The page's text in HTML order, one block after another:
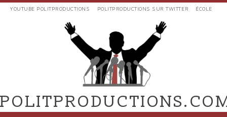
Aller
EXTERNES
POLIT'PRODUCTIONS
YOUTUBE POLITPRODUCTIONS POLITPRODUCTIONS SUR TWITTER ÉCOLE